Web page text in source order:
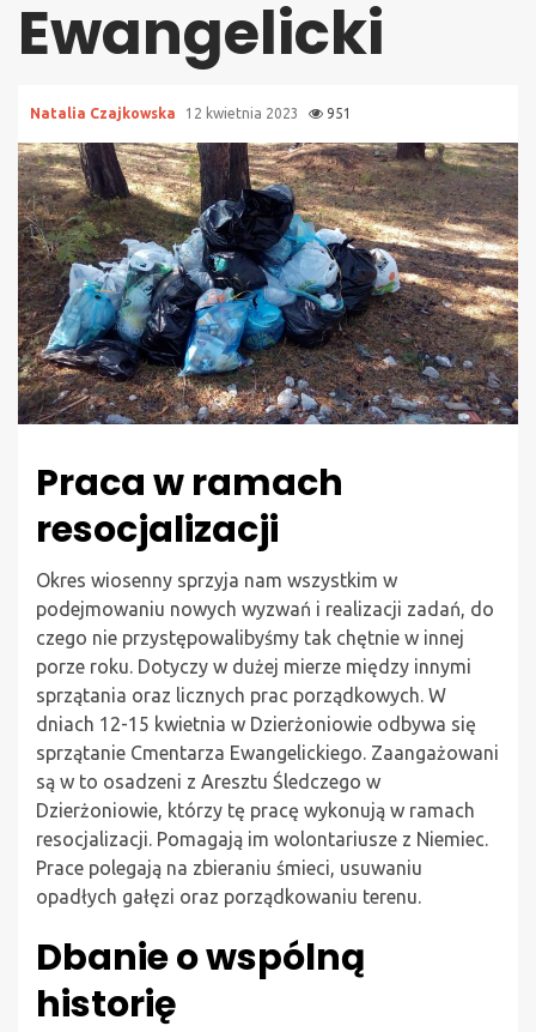
Ewangelicki
Natalia Czajkowska 12 kwietnia 2023 951
Praca w ramach
resocjalizacji
Okres wiosenny sprzyja nam wszystkim w
podejmowaniu nowych wyzwań i realizacji zadań, do
czego nie przystępowalibyśmy tak chętnie w innej
porze roku. Dotyczy w dużej mierze między innymi
sprzątania oraz licznych prac porządkowych. W
dniach 12-15 kwietnia w Dzierżoniowie odbywa się
sprzątanie Cmentarza Ewangelickiego. Zaangażowani
są w to osadzeni z Aresztu Śledczego w
Dzierżoniowie, którzy tę pracę wykonują w ramach
resocjalizacji. Pomagają im wolontariusze z Niemiec.
Prace polegają na zbieraniu śmieci, usuwaniu
opadłych gałęzi oraz porządkowaniu terenu.
Dbanie o wspólną
historię